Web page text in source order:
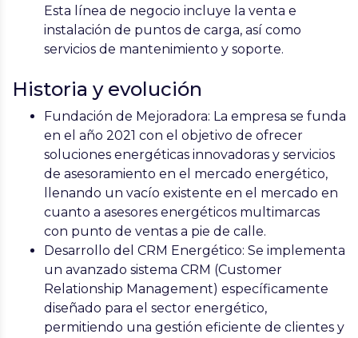
Esta línea de negocio incluye la venta e
instalación de puntos de carga, así como
servicios de mantenimiento y soporte.
Historia y evolución
Fundación de Mejoradora: La empresa se funda
en el año 2021 con el objetivo de ofrecer
soluciones energéticas innovadoras y servicios
de asesoramiento en el mercado energético,
llenando un vacío existente en el mercado en
cuanto a asesores energéticos multimarcas
con punto de ventas a pie de calle.
Desarrollo del CRM Energético: Se implementa
un avanzado sistema CRM (Customer
Relationship Management) específicamente
diseñado para el sector energético,
permitiendo una gestión eficiente de clientes y